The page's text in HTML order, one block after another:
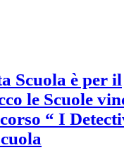
Scuola è per il
le Scuole
“ I